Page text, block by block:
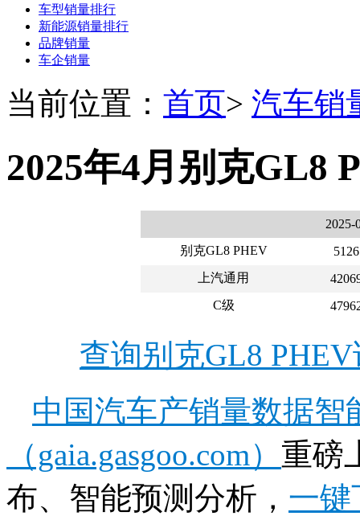
车型销量排行
新能源销量排行
品牌销量
车企销量
当前位置： 首页> 汽车销
2025年4月别克GL8
2025-
别克GL8 PHEV
5126
上汽通用
C级
查询别克GL8
中国汽车产销量数据
（gaia.gasgoo.com） 重磅
布、智能预测分析， 一键